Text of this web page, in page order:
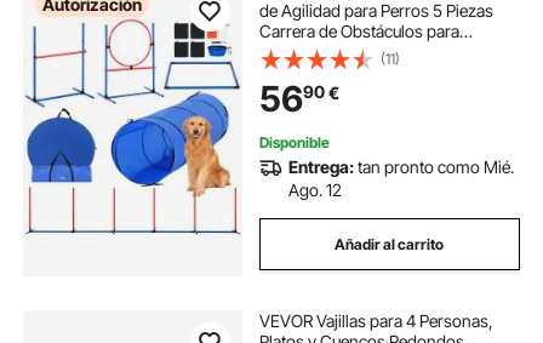
Autorización
de Agilidad para Perros 5 Piezas
Carrera de Obstáculos para
Cachorros con Vallas Altas
Ajustables 6 Postes Túnel Anillo de
Salto Caja de Descanso Silbato
Cuenco Plegable
(11)
5690€
Disponible
Entrega:tan pronto como Mié.
Ago. 12
Añadir al carrito
VEVOR Vajillas para 4 Personas,